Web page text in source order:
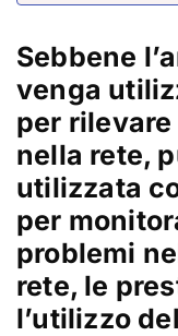
Sebbene
venga
per
nella rete,
utilizzata
per
problemi
rete, le
l’utilizzo